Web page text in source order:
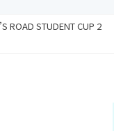
ROAD STUDENT CUP 2